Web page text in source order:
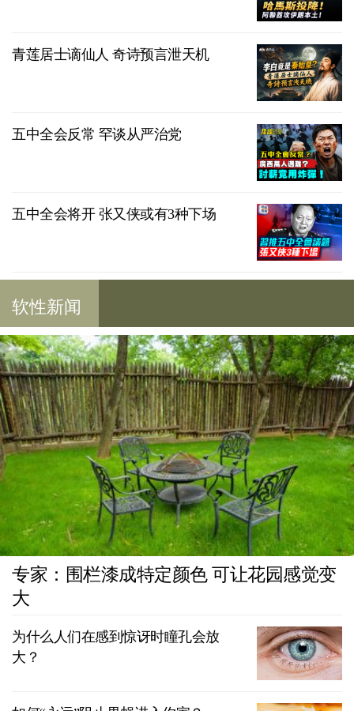
青莲居士谪仙人 奇诗预言泄天机
五中全会反常 罕谈从严治党
五中全会将开 张又侠或有3种下场
软性新闻
专家：围栏漆成特定颜色 可让花园感觉变
大
为什么人们在感到惊讶时瞳孔会放
大？